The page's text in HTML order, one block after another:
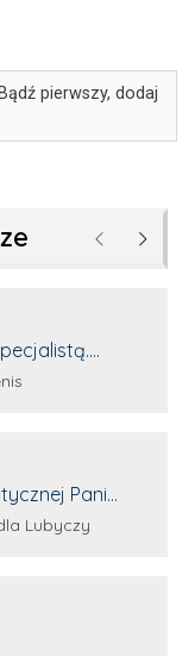
pierwszy, dodaj
Poprzednie
Pani
za
Lubyczy